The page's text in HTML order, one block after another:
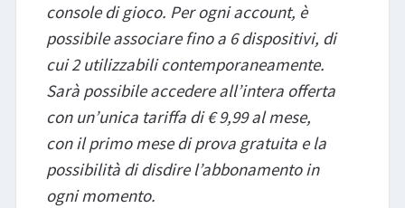
console di gioco. Per ogni account, è
possibile associare fino a 6 dispositivi, di
cui 2 utilizzabili contemporaneamente.
Sarà possibile accedere all’intera offerta
con un’unica tariffa di € 9,99 al mese,
con il primo mese di prova gratuita e la
possibilità di disdire l’abbonamento in
ogni momento.